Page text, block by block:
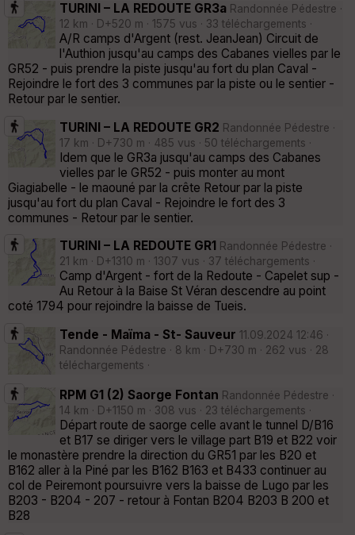
TURINI – LA REDOUTE GR3a Randonnée Pédestre ·
12 km · D+520 m · 1575 vus · 33 téléchargements ·
A/R camps d'Argent (rest. JeanJean) Circuit de
l'Authion jusqu'au camps des Cabanes vielles par le
GR52 - puis prendre la piste jusqu'au fort du plan Caval -
Rejoindre le fort des 3 communes par la piste ou le sentier -
Retour par le sentier.
TURINI – LA REDOUTE GR2 Randonnée Pédestre ·
17 km · D+730 m · 485 vus · 50 téléchargements ·
Idem que le GR3a jusqu'au camps des Cabanes
vielles par le GR52 - puis monter au mont
Giagiabelle - le maouné par la crête Retour par la piste
jusqu'au fort du plan Caval - Rejoindre le fort des 3
communes - Retour par le sentier.
TURINI – LA REDOUTE GR1 Randonnée Pédestre ·
21 km · D+1310 m · 1307 vus · 37 téléchargements ·
Camp d'Argent - fort de la Redoute - Capelet sup -
Au Retour à la Baise St Véran descendre au point
coté 1794 pour rejoindre la baisse de Tueis.
Tende - Maïma - St- Sauveur 11.09.2024 12:46 ·
Randonnée Pédestre · 8 km · D+730 m · 262 vus · 28
téléchargements ·
RPM G1 (2) Saorge Fontan Randonnée Pédestre ·
14 km · D+1150 m · 308 vus · 23 téléchargements ·
Départ route de saorge celle avant le tunnel D/B16
et B17 se diriger vers le village part B19 et B22 voir
le monastère prendre la direction du GR51 par les B20 et
B162 aller à la Piné par les B162 B163 et B433 continuer au
col de Peiremont poursuivre vers la baisse de Lugo par les
B203 - B204 - 207 - retour à Fontan B204 B203 B 200 et
B28